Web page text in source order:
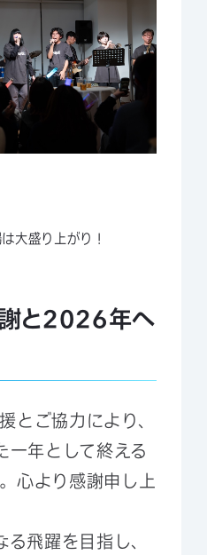
大盛り上がり！
と2026年へ
とご協力により、
年として終える
心より感謝申し上
飛躍を目指し、